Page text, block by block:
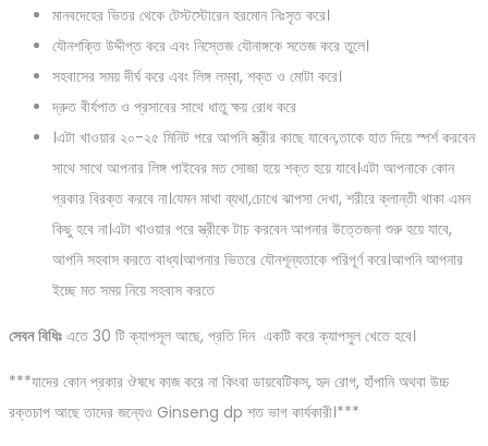
মানবদেহের ভিতর থেকে টেস্টস্টোরেন হরমোন নিঃসৃত করে।
যৌনশক্তি উদ্দীপ্ত করে এবং নিস্তেজ যৌনাঙ্গকে সতেজ করে তুলে।
সহবাসের সময় দীর্ঘ করে এবং লিঙ্গ লম্বা, শক্ত ও মোটা করে।
দ্রুত বীর্যপাত ও প্রসাবের সাথে ধাতু ক্ষয় রোধ করে
।এটা খাওয়ার ২০-২৫ মিনিট পরে আপনি স্ত্রীর কাছে যাবেন,তাকে হাত দিয়ে স্পর্শ করবেন
সাথে সাথে আপনার লিঙ্গ পাইবের মত সোজা হয়ে শক্ত হয়ে যাবে।এটা আপনাকে কোন
প্রকার বিরক্ত করবে না।যেমন মাথা ব্যথা,চোখে ঝাপসা দেখা, শরীরে ক্লান্তী থাকা এমন
কিছু হবে না।এটা খাওয়ার পরে স্ত্রীকে টাচ করবেন আপনার উত্তেজনা শুরু হয়ে যাবে,
আপনি সহবাস করতে বাধ্য।আপনার ভিতরে যৌনশূন্যতাকে পরিপূর্ণ করে।আপনি আপনার
ইচ্ছে মত সময় নিয়ে সহবাস করতে
সেবন বিধিঃ এতে 30 টি ক্যাপসূল আছে, প্রতি দিন একটি করে ক্যাপসুল খেতে হবে।
***যাদের কোন প্রকার ঔষধে কাজ করে না কিংবা ডায়বেটিকস, হৃদ রোগ, হাঁপানি অথবা উচ্চ
রক্তচাপ আছে তাদের জন্যেও Ginseng dp শত ভাগ কার্যকারী।***